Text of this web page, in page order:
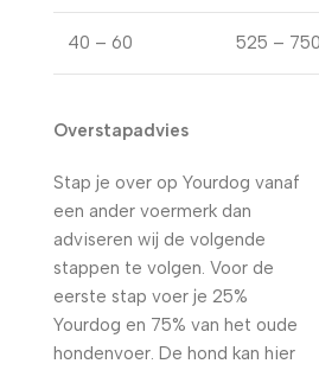
40 – 60 525 –
Overstapadvies
Stap je over op Yourdog vanaf
een ander voermerk dan
adviseren wij de volgende
stappen te volgen. Voor de
eerste stap voer je 25%
Yourdog en 75% van het oude
hondenvoer. De hond kan hier